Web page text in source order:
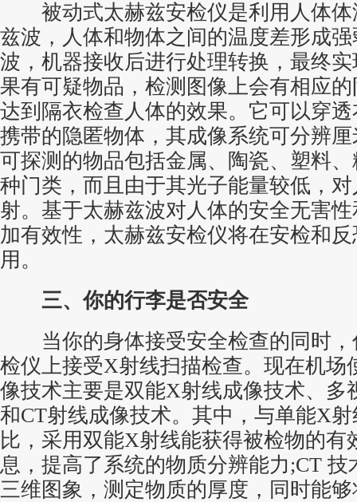
被动式太赫兹安检仪是利用人体体
兹波，人体和物体之间的温度差形成
波，机器接收后进行处理转换，最终
果有可疑物品，检测图像上会有相应
达到隔衣检查人体的效果。它可以穿
携带的隐匿物体，其成像系统可分辨
可探测的物品包括金属、陶瓷、塑料
种门类，而且由于其光子能量较低，
射。基于太赫兹波对人体的安全无害
加有效性，太赫兹安检仪将在安检和
用。
三、你的行李是否安全
当你的身体接受安全检查的同时，
检仪上接受X射线扫描检查。现在机场
像技术主要是双能X射线成像技术、多
和CT射线成像技术。其中，与单能X
比，采用双能X射线能获得被检物的有
息，提高了系统的物质分辨能力;CT 技
三维图象，测定物质的厚度，同时能